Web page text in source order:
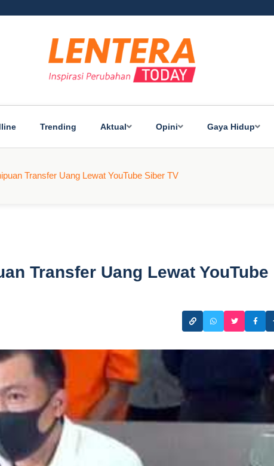
Trending Aktual Opini Gaya Hidup
Transfer Uang Lewat YouTube Siber TV
Transfer Uang Lewat YouTube